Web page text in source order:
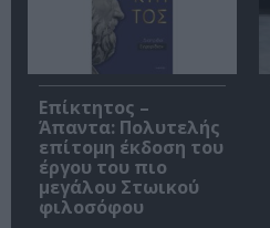
Επίκτητος –
Άπαντα: Πολυτελής
επίτομη έκδοση του
έργου του πιο
μεγάλου Στωικού
φιλοσόφου